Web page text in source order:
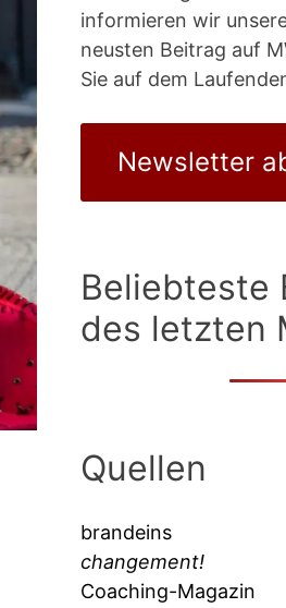
informieren wir
neusten Beitrag auf
Sie auf dem
Newsletter
Beliebteste
des letzten
Quellen
brandeins
changement!
Coaching-Magazin